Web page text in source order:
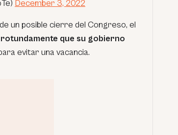
December 3, 2022
un posible cierre del Congreso, el
que su gobierno
evitar una vacancia.